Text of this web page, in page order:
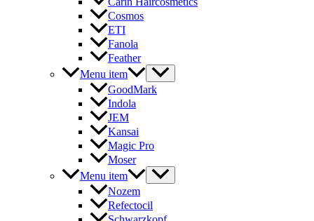
Cosmos
ETI
Fanola
Feather
Menu item
GoodMark
Indola
JEM
Kansai
Magic Pro
Moser
Menu item
Nozem
Refectocil